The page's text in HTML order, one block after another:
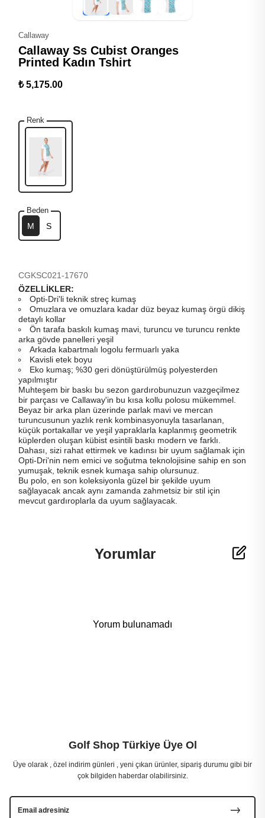
Callaway
Callaway Ss Cubist Oranges
Printed Kadın Tshirt
₺ 5,175.00
Renk
Beden
M S
CGKSC021-17670
ÖZELLİKLER:
Opti-Dri'li teknik streç kumaş
Omuzlara ve omuzlara kadar düz beyaz kumaş örgü dikiş
detaylı kollar
Ön tarafa baskılı kumaş mavi, turuncu ve turuncu renkte
arka gövde panelleri yeşil
Arkada kabartmalı logolu fermuarlı yaka
Kavisli etek boyu
Eko kumaş; %30 geri dönüştürülmüş polyesterden
yapılmıştır
Muhteşem bir baskı bu sezon gardırobunuzun vazgeçilmez
bir parçası ve Callaway'in bu kısa kollu polosu mükemmel.
Beyaz bir arka plan üzerinde parlak mavi ve mercan
turuncusunun yazlık renk kombinasyonuyla tasarlanan,
küçük portakallar ve yeşil yapraklarla kaplanmış geometrik
küplerden oluşan kübist esintili baskı modern ve farklı.
Dahası, sizi rahat ettirmek ve kadınsı bir uyum sağlamak için
Opti-Dri'nin nem emici ve soğutma teknolojisine sahip en son
yumuşak, teknik esnek kumaşa sahip olursunuz.
Bu polo, en son koleksiyonla güzel bir şekilde uyum
sağlayacak ancak aynı zamanda zahmetsiz bir stil için
mevcut gardıroplarla da uyum sağlayacak.
Yorumlar
Yorum bulunamadı
Golf Shop Türkiye Üye Ol
Üye olarak , özel indirim günleri , yeni çıkan ürünler, sipariş durumu gibi bir
çok bilgiden haberdar olabilirsiniz.